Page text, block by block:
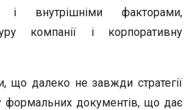
і внутрішніми факторами,
компанії і корпоративну
що далеко не завжди стратегії
формальних документів, що дає